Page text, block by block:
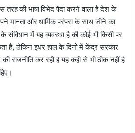
तरह की भाषा विभेद पैदा करने वाला है देश के
मानता और धार्मिक परंपरा के साथ जीने का
में यह व्यवस्था है की कोई भी किसी पर
है, लेकिन इधर हाल के दिनों में केंद्र सरकार
राजनीति कर रही है यह कहीं से भी ठीक नहीं है